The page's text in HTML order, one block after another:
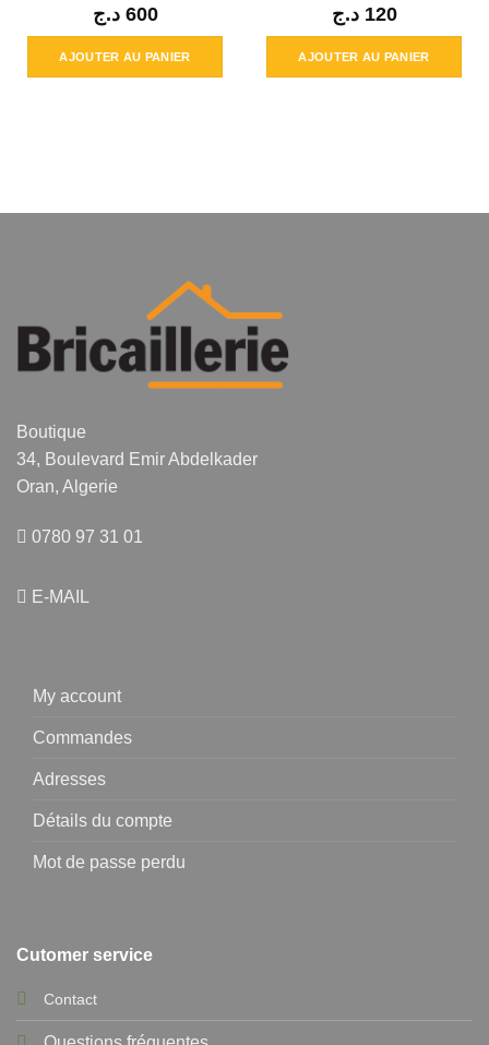
Note5sur 5
600 د.ج
AJOUTER AU PANIER
120 د.ج
AJOUTER AU PANIER
Boutique
34, Boulevard Emir Abdelkader
Oran, Algerie
0780 97 31 01
E-MAIL
My account
Commandes
Adresses
Détails du compte
Mot de passe perdu
Cutomer service
Contact